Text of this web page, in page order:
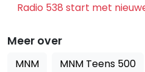
Radio 538 start met
Meer over
MNM MNM Teens 500